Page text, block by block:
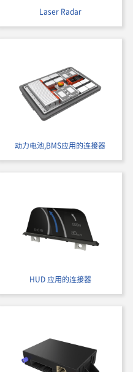
IMSA-9827S-60Y800
Laser Radar
动力电池,BMS应用的连接器
HUD 应用的连接器